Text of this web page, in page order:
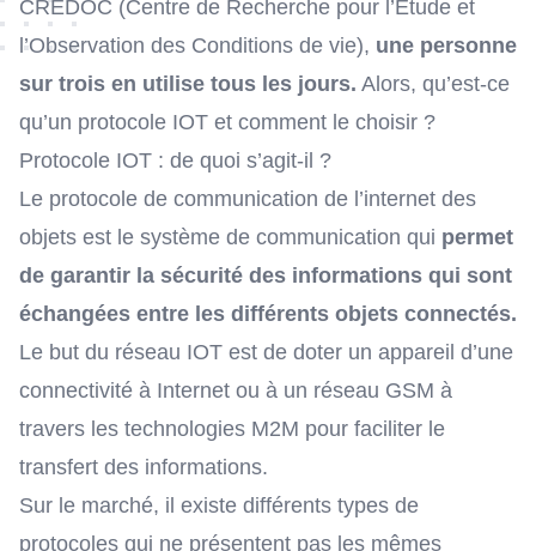
CREDOC (Centre de Recherche pour l’Étude et
l’Observation des Conditions de vie), une personne
sur trois en utilise tous les jours. Alors, qu’est-ce
qu’un protocole IOT et comment le choisir ?
Protocole IOT : de quoi s’agit-il ?
Le protocole de communication de l’internet des
objets est le système de communication qui permet
de garantir la sécurité des informations qui sont
échangées entre les différents objets connectés.
Le but du réseau IOT est de doter un appareil d’une
connectivité à Internet ou à un réseau GSM à
travers les technologies M2M pour faciliter le
transfert des informations.
Sur le marché, il existe différents types de
protocoles qui ne présentent pas les mêmes